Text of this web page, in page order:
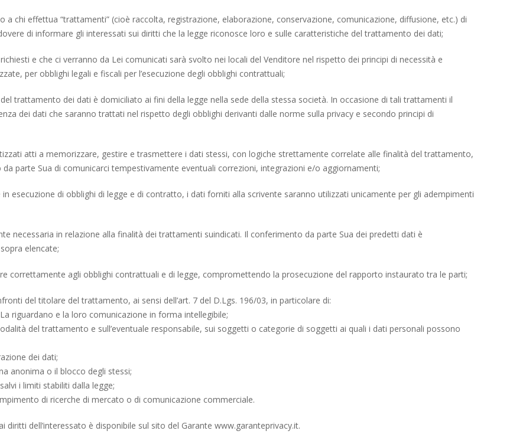
a chi effettua “trattamenti” (cioè raccolta, registrazione, elaborazione, conservazione, comunicazione, diffusione, etc.) di
di informare gli interessati sui diritti che la legge riconosce loro e sulle caratteristiche del trattamento dei dati;
e che ci verranno da Lei comunicati sarà svolto nei locali del Venditore nel rispetto dei principi di necessità e
per obblighi legali e fiscali per l’esecuzione degli obblighi contrattuali;
trattamento dei dati è domiciliato ai fini della legge nella sede della stessa società. In occasione di tali trattamenti il
dei dati che saranno trattati nel rispetto degli obblighi derivanti dalle norme sulla privacy e secondo principi di
atti a memorizzare, gestire e trasmettere i dati stessi, con logiche strettamente correlate alle finalità del trattamento,
parte Sua di comunicarci tempestivamente eventuali correzioni, integrazioni e/o aggiornamenti;
esecuzione di obblighi di legge e di contratto, i dati forniti alla scrivente saranno utilizzati unicamente per gli adempimenti
necessaria in relazione alla finalità dei trattamenti suindicati. Il conferimento da parte Sua dei predetti dati è
elencate;
correttamente agli obblighi contrattuali e di legge, compromettendo la prosecuzione del rapporto instaurato tra le parti;
del titolare del trattamento, ai sensi dell’art. 7 del D.Lgs. 196/03, in particolare di:
riguardano e la loro comunicazione in forma intellegibile;
del trattamento e sull’eventuale responsabile, sui soggetti o categorie di soggetti ai quali i dati personali possono
dei dati;
anonima o il blocco degli stessi;
i limiti stabiliti dalla legge;
di ricerche di mercato o di comunicazione commerciale.
diritti dell’interessato è disponibile sul sito del Garante www.garanteprivacy.it.